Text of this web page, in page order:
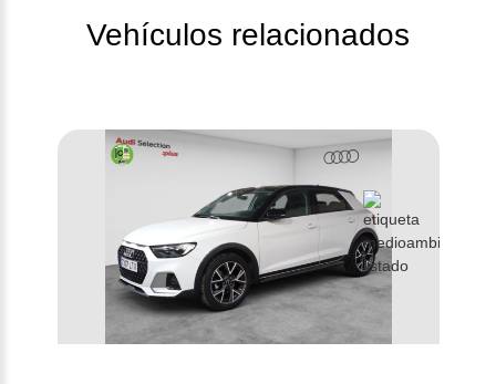
Vehículos relacionados